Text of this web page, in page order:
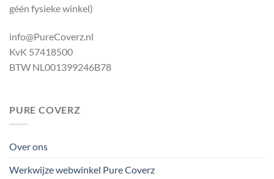
géén fysieke winkel)
info@PureCoverz.nl
KvK 57418500
BTW NL001399246B78
PURE COVERZ
Over ons
Werkwijze webwinkel Pure Coverz